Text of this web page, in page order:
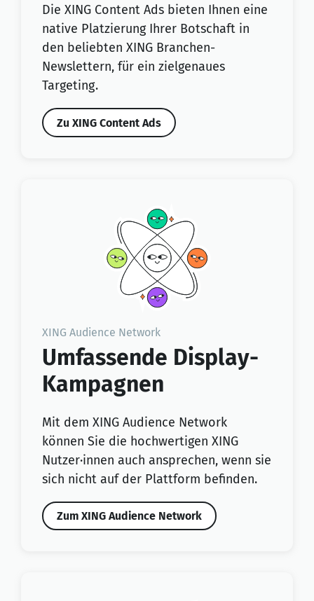
Die XING Content Ads bieten Ihnen eine
native Platzierung Ihrer Botschaft in
den beliebten XING Branchen-
Newslettern, für ein zielgenaues
Targeting.
Zu XING Content Ads
XING Audience Network
Umfassende Display-
Kampagnen
Mit dem XING Audience Network
können Sie die hochwertigen XING
Nutzer·innen auch ansprechen, wenn sie
sich nicht auf der Plattform befinden.
Zum XING Audience Network